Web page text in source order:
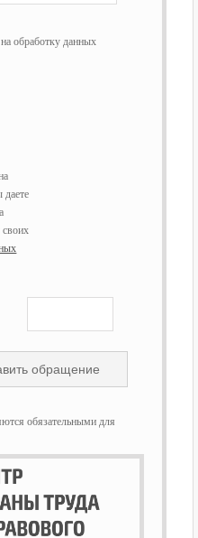
обработку данных
даете
своих
обязательными для